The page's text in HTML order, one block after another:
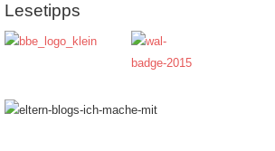
Lesetipps